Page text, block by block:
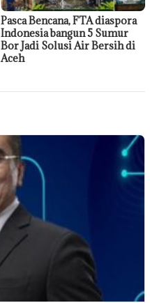
Pasca Bencana, FTA diaspora
Indonesia bangun 5 Sumur
Bor Jadi Solusi Air Bersih di
Aceh